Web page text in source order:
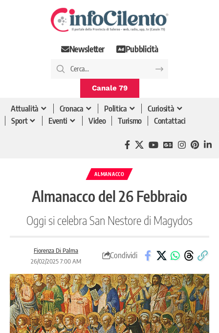
Newsletter Pubblicità
Canale 79
Attualità Cronaca Politica
Curiosità
Sport
Eventi Video Turismo Contattaci
ALMANACCO
Almanacco del 26 Febbraio
Oggi si celebra San Nestore di Magydos
Fiorenza Di Palma
26/02/2025 7:00 AM
Condividi